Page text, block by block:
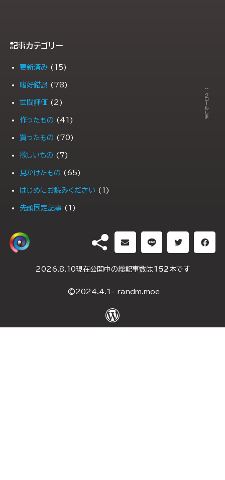
記事カテゴリー
更新済み (15)
嗜好錯誤 (78)
世間評価 (2)
作ったもの (41)
買ったもの (70)
欲しいもの (7)
見かけたもの (65)
はじめにお読みください (1)
先頭固定記事 (1)
DH（ダブルヘッダー）
2025年1月10日 (2)
← スクロールします →
2026.8.10現在公開中の総記事数は 152 本です
©2024.4.1- randm.moe